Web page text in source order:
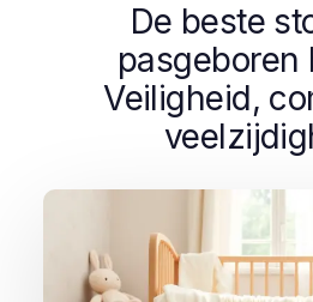
De beste
pasgeboren
Veiligheid,